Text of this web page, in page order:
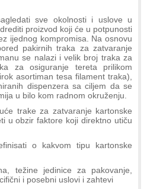
sve okolnosti i uslove u
proizvod koji će u potpunosti
ijednog kompromisa. Na osnovu
pakirnih traka za zatvaranje
se nalazi i velik broj traka za
za osiguranje tereta prilikom
asortiman tesa filament traka),
dispenzera sa ciljem da se
u bilo kom radnom okruženju.
trake za zatvaranje kartonske
u obzir faktore koji direktno utiču
o kakvom tipu kartonske
težine jedinice za pakovanje,
i posebni uslovi i zahtevi